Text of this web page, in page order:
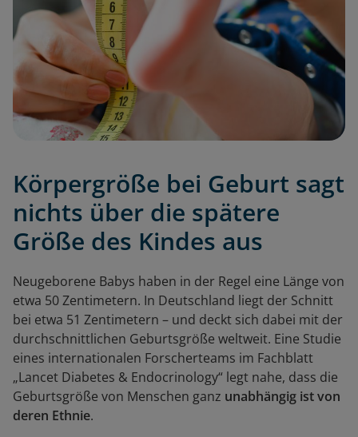
Körpergröße bei Geburt sagt
nichts über die spätere
Größe des Kindes aus
Neugeborene Babys haben in der Regel eine Länge von
etwa 50 Zentimetern. In Deutschland liegt der Schnitt
bei etwa 51 Zentimetern – und deckt sich dabei mit der
durchschnittlichen Geburtsgröße weltweit. Eine Studie
eines internationalen Forscherteams im Fachblatt
„Lancet Diabetes & Endocrinology“ legt nahe, dass die
Geburtsgröße von Menschen ganz unabhängig ist von
deren Ethnie.